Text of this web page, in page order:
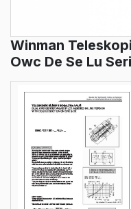
Winman
Owc De Se Lu